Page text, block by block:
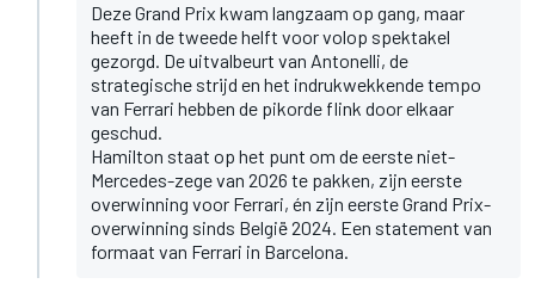
Deze Grand Prix kwam langzaam op gang, maar
heeft in de tweede helft voor volop spektakel
gezorgd. De uitvalbeurt van Antonelli, de
strategische strijd en het indrukwekkende tempo
van Ferrari hebben de pikorde flink door elkaar
geschud.
Hamilton staat op het punt om de eerste niet-
Mercedes-zege van 2026 te pakken, zijn eerste
overwinning voor Ferrari, én zijn eerste Grand Prix-
overwinning sinds België 2024. Een statement van
formaat van Ferrari in Barcelona.